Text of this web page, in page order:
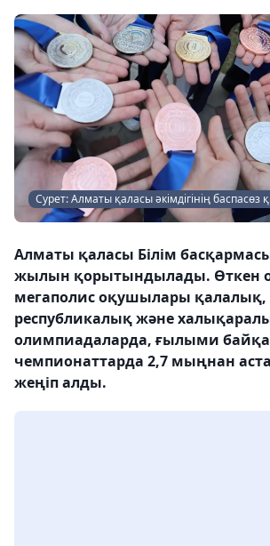
Сурет: Алматы қаласы әкімдігінің баспасөз
Алматы қаласы Білім
жылын қорытындылады. Өткен
мегаполис оқушылары қалалық,
республикалық және
олимпиадаларда, ғылыми
чемпионаттарда 2,7 мыңнан
жеңіп алды.